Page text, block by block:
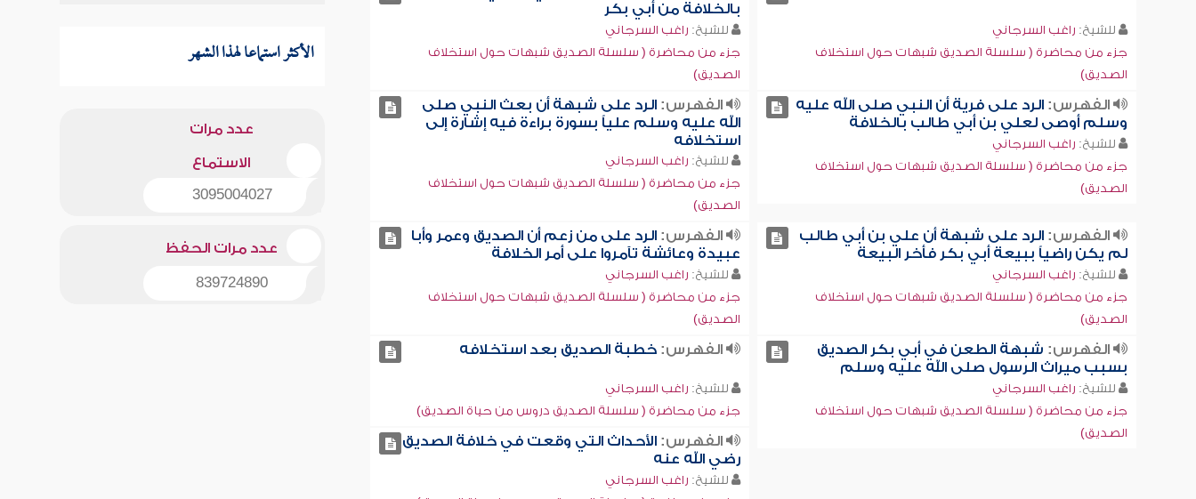
للشيخ: راغب السرجاني
جزء من محاضرة ( سلسلة الصديق شبهات حول استخلاف
الصديق)
بالخلافة من أبي بكر
للشيخ: راغب السرجاني
جزء من محاضرة ( سلسلة الصديق شبهات حول استخلاف
الصديق)
الفهرس:الرد على فرية أن النبي صلى الله عليه
وسلم أوصى لعلي بن أبي طالب بالخلافة
للشيخ: راغب السرجاني
جزء من محاضرة ( سلسلة الصديق شبهات حول استخلاف
الصديق)
الفهرس: الرد على شبهة أن بعث النبي صلى
الله عليه وسلم علياً بسورة براءة فيه إشارة إلى
استخلافه
للشيخ: راغب السرجاني
جزء من محاضرة ( سلسلة الصديق شبهات حول استخلاف
الصديق)
الفهرس:الرد على شبهة أن علي بن أبي طالب
لم يكن راضياً ببيعة أبي بكر فأخر البيعة
للشيخ: راغب السرجاني
جزء من محاضرة ( سلسلة الصديق شبهات حول استخلاف
الصديق)
الفهرس: الرد على من زعم أن الصديق وعمر وأبا
عبيدة وعائشة تآمروا على أمر الخلافة
للشيخ: راغب السرجاني
جزء من محاضرة ( سلسلة الصديق شبهات حول استخلاف
الصديق)
الفهرس: شبهة الطعن في أبي بكر الصديق
بسبب ميراث الرسول صلى الله عليه وسلم
للشيخ: راغب السرجاني
جزء من محاضرة ( سلسلة الصديق شبهات حول استخلاف
الصديق)
الفهرس: خطبة الصديق بعد استخلافه
للشيخ: راغب السرجاني
جزء من محاضرة ( سلسلة الصديق دروس من حياة الصديق)
الفهرس: الأحداث التي وقعت في خلافة الصديق
رضي الله عنه
للشيخ: راغب السرجاني
الأكثر استماعا لهذا الشهر
عدد مرات
الاستماع
3095004027
عدد مرات الحفظ
839724890